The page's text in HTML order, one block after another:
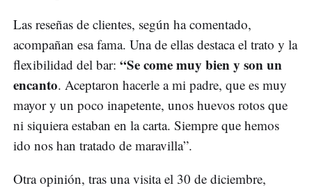
Las reseñas de clientes, según ha comentado,
acompañan esa fama. Una de ellas destaca el trato y la
flexibilidad del bar: “Se come muy bien y son un
encanto. Aceptaron hacerle a mi padre, que es muy
mayor y un poco inapetente, unos huevos rotos que
ni siquiera estaban en la carta. Siempre que hemos
ido nos han tratado de maravilla”.
Otra opinión, tras una visita el 30 de diciembre,